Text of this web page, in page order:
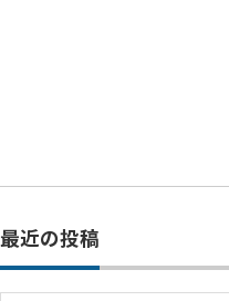
最近の投稿